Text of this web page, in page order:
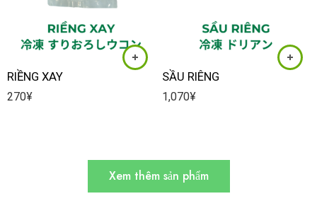
RIỀNG XAY
270¥
SẦU RIÊNG
1,070¥
Xem thêm sản phẩm